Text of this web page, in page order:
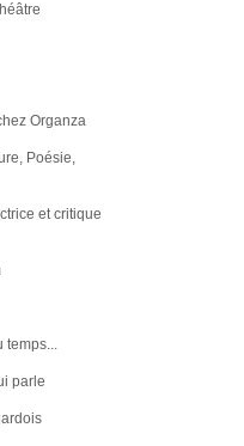
Organza
Poésie,
et critique
temps...
parle